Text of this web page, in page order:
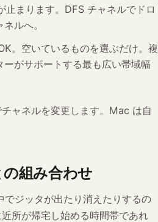
まります。DFS チャネルでドロ
ルへ。
。空いているものを選ぶだけ。複
がサポートする最も広い帯域幅
ャネルを変更します。Mac は自
組み合わせ
でジッタが出たり消えたりするの
所が帰宅し始める時間帯であれ